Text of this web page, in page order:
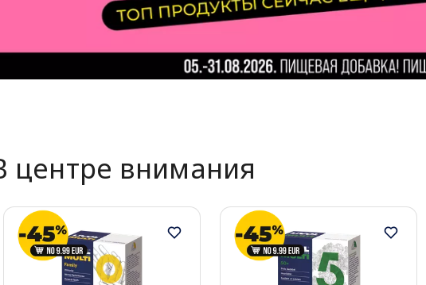
центре внимания